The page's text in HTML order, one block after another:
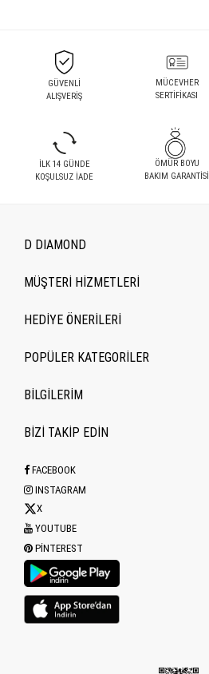
GÜVENLİ
ALIŞVERİŞ
MÜCEVHER
SERTİFİKASI
İLK 14 GÜNDE
KOŞULSUZ İADE
ÖMÜR BOYU
BAKIM GARANTİSİ
D DIAMOND
MÜŞTERİ HİZMETLERİ
HEDİYE ÖNERİLERİ
POPÜLER KATEGORILER
BİLGİLERİM
BİZİ TAKİP EDİN
FACEBOOK
INSTAGRAM
X
YOUTUBE
PINTEREST